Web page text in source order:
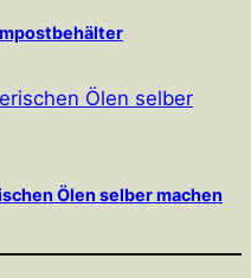
Ölen selber machen